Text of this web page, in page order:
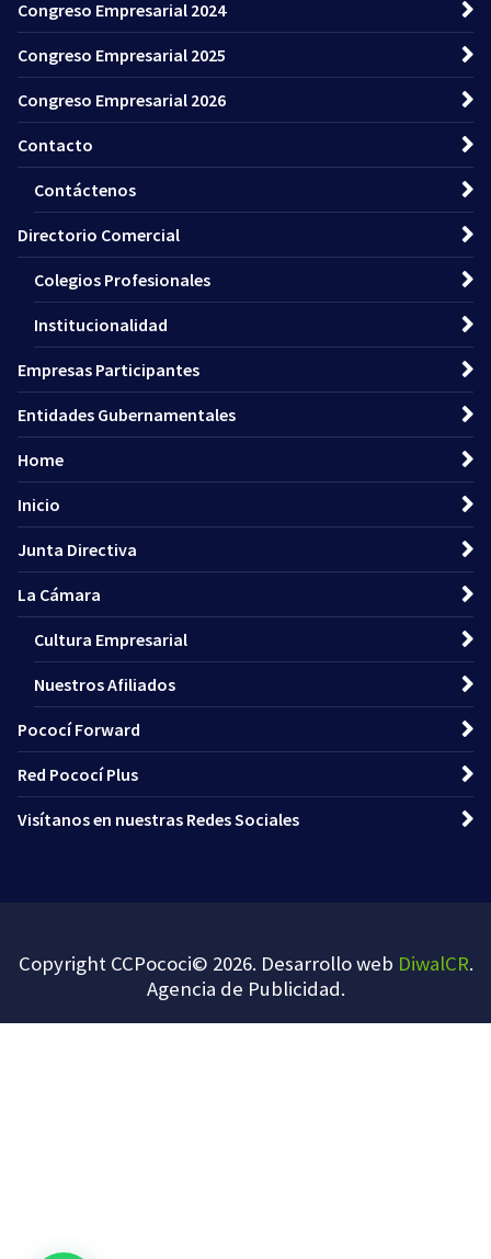
Congreso Empresarial 2024
Congreso Empresarial 2025
Congreso Empresarial 2026
Contacto
Contáctenos
Directorio Comercial
Colegios Profesionales
Institucionalidad
Empresas Participantes
Entidades Gubernamentales
Home
Inicio
Junta Directiva
La Cámara
Cultura Empresarial
Nuestros Afiliados
Pococí Forward
Red Pococí Plus
Visítanos en nuestras Redes Sociales
Copyright CCPococi© 2026. Desarrollo web DiwalCR.
Agencia de Publicidad.